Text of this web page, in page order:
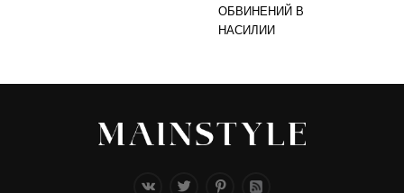
ОБВИНЕНИЙ В
НАСИЛИИ